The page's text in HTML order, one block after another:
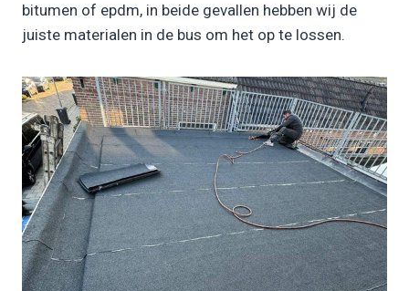
bitumen of epdm, in beide gevallen hebben wij de
juiste materialen in de bus om het op te lossen.